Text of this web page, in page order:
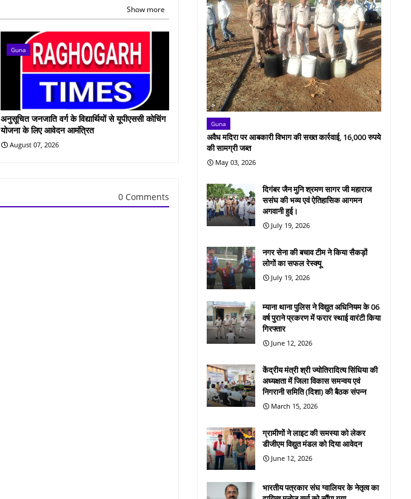
Show more
Guna
अनुसूचित जनजाति वर्ग के विद्यार्थियों से यूपीएससी कोचिंग
योजना के लिए आवेदन आमंत्रित
August 07, 2026
0 Comments
Guna
अवैध मदिरा पर आबकारी विभाग की सख्त कार्रवाई, 16,000 रुपये
की सामग्री जब्त
May 03, 2026
दिगंबर जैन मुनि श्रमण सागर जी महाराज
ससंघ की भव्य एवं ऐतिहासिक आगमन
अगवानी हुई।
July 19, 2026
नगर सेना की बचाव टीम ने किया सैकड़ों
लोगों का सफल रेस्क्यू
July 19, 2026
म्याना थाना पुलिस ने विद्युत अधिनियम के 06
वर्ष पुराने प्रकरण में फरार स्थाई वारंटी किया
गिरफ्तार
June 12, 2026
केंद्रीय मंत्री श्री ज्योतिरादित्य सिंधिया की
अध्यक्षता में जिला विकास समन्वय एवं
निगरानी समिति (दिशा) की बैठक संपन्न
March 15, 2026
ग्रामीणों ने लाइट की समस्या को लेकर
डीजीएम विद्युत मंडल को दिया आवेदन
June 12, 2026
भारतीय पत्रकार संघ ग्वालियर के नेतृत्व का